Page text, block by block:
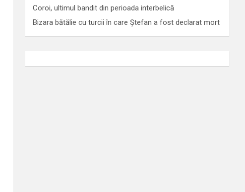
Coroi, ultimul bandit din perioada interbelică
Bizara bătălie cu turcii în care Ștefan a fost declarat mort